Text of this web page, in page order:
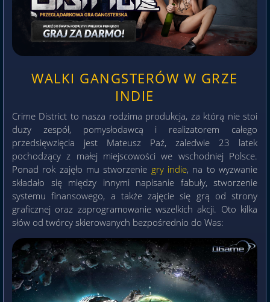
WALKI GANGSTERÓW W GRZE
INDIE
Crime District to nasza rodzima produkcja, za którą nie stoi
duży zespół, pomysłodawcą i realizatorem całego
przedsięwzięcia jest Mateusz Paź, zaledwie 23 latek
pochodzący z małej miejscowości we wschodniej Polsce.
Ponad rok zajęło mu stworzenie gry indie, na to wyzwanie
składało się między innymi napisanie fabuły, stworzenie
systemu finansowego, a także zajęcie się grą od strony
graficznej oraz zaprogramowanie wszelkich akcji. Oto kilka
słów od twórcy skierowanych bezpośrednio do Was: